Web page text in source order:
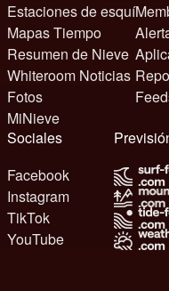
Estaciones de esquí
Mapas Tiempo
Resumen de Nieve
Whiteroom Noticias
Fotos
MiNieve
Sociales
Facebook
Instagram
TikTok
YouTube